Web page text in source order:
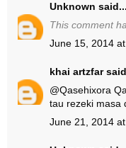
Unknown said...
This comment
June 15, 2014
khai artzfar
@Qasehixora
tau rezeki masa
June 21, 2014